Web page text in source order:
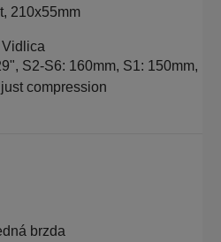
210x55mm
Vidlica
S2-S6: 160mm, S1: 150mm,
compression
brzda